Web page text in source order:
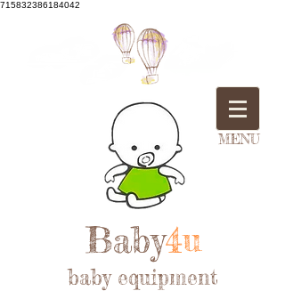
715832386184042
MENU
Baby4u
baby equipment